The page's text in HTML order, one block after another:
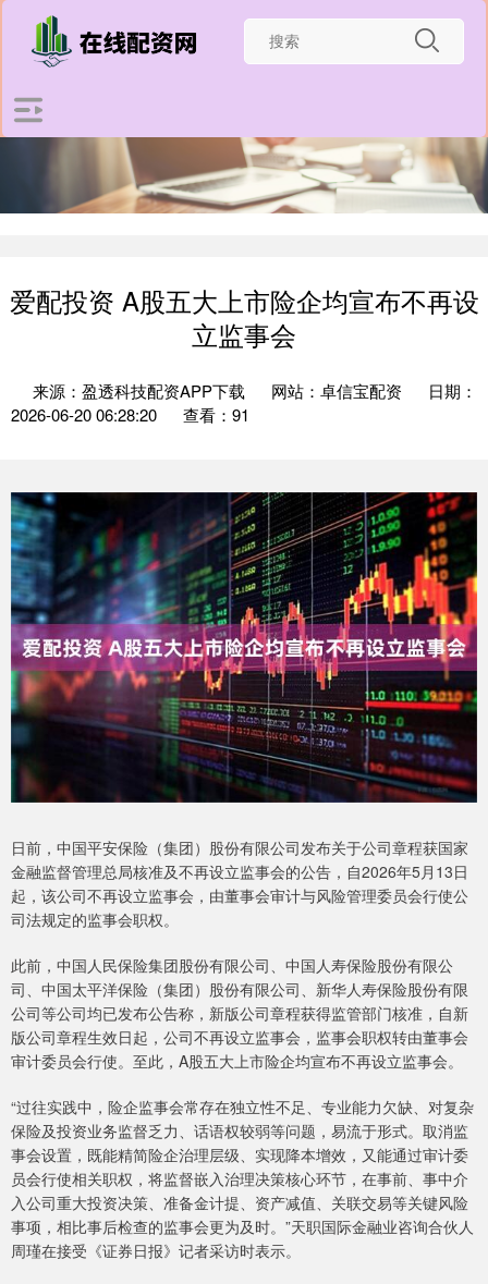
爱配投资 A股五大上市险企均宣布不再设
立监事会
来源：盈透科技配资APP下载 网站：卓信宝配资
日期：
2026-06-20 06:28:20
查看：91
日前，中国平安保险（集团）股份有限公司发布关于公司章程获国家
金融监督管理总局核准及不再设立监事会的公告，自2026年5月13日
起，该公司不再设立监事会，由董事会审计与风险管理委员会行使公
司法规定的监事会职权。
此前，中国人民保险集团股份有限公司、中国人寿保险股份有限公
司、中国太平洋保险（集团）股份有限公司、新华人寿保险股份有限
公司等公司均已发布公告称，新版公司章程获得监管部门核准，自新
版公司章程生效日起，公司不再设立监事会，监事会职权转由董事会
审计委员会行使。至此，A股五大上市险企均宣布不再设立监事会。
“过往实践中，险企监事会常存在独立性不足、专业能力欠缺、对复杂
保险及投资业务监督乏力、话语权较弱等问题，易流于形式。取消监
事会设置，既能精简险企治理层级、实现降本增效，又能通过审计委
员会行使相关职权，将监督嵌入治理决策核心环节，在事前、事中介
入公司重大投资决策、准备金计提、资产减值、关联交易等关键风险
事项，相比事后检查的监事会更为及时。”天职国际金融业咨询合伙人
周瑾在接受《证券日报》记者采访时表示。